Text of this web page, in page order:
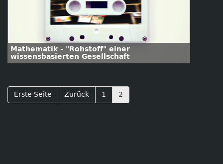
Mathematik - "Rohstoff" einer
wissensbasierten Gesellschaft
Erste Seite Zurück 1 2